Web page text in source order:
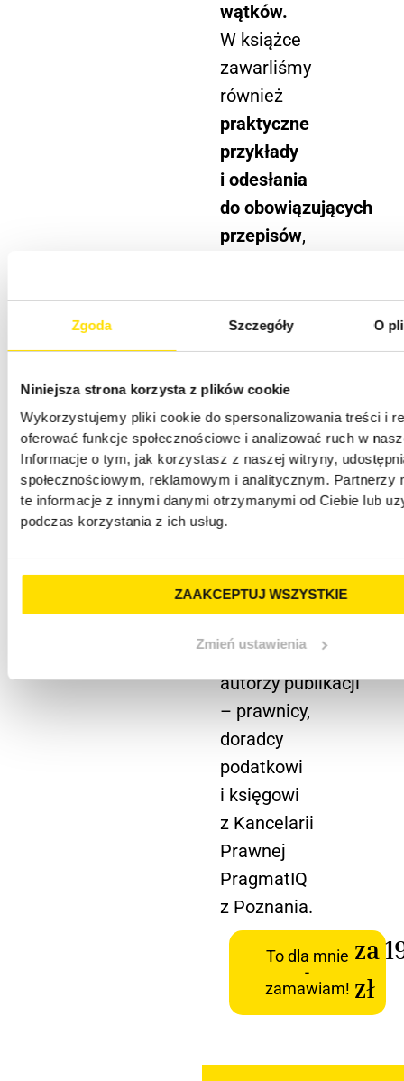
Zgoda Szczegóły O
Niniejsza strona korzysta z plików cookie
Wykorzystujemy pliki cookie do spersonalizowania treści i
oferować funkcje społecznościowe i analizować ruch w
Informacje o tym, jak korzystasz z naszej witryny,
społecznościowym, reklamowym i analitycznym. Partnerzy
te informacje z innymi danymi otrzymanymi od Ciebie lub
podczas korzystania z ich usług.
ZAAKCEPTUJ WSZYSTKIE
Zmień ustawienia
wątków.
W książce
zawarliśmy
również
praktyczne
przykłady
i odesłania
do obowiązujących
przepisów,
rzeczowy.
rzeczywiste
wątpliwości
dotyczące
funkcjonowania
komandytowej,
z którymi
mierzą się
autorzy publikacji
– prawnicy,
doradcy
podatkowi
i księgowi
z Kancelarii
Prawnej
PragmatIQ
z Poznania.
To dla mnie
-
zamawiam!
za
zł